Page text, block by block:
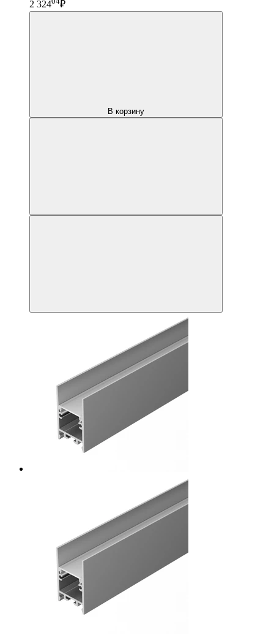
2 324 ₽
В корзину